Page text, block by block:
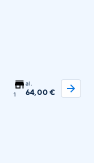
1
al.
64,00 €